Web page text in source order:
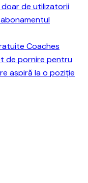
de utilizatorii
Coaches
de pornire pentru
aspiră la o poziție